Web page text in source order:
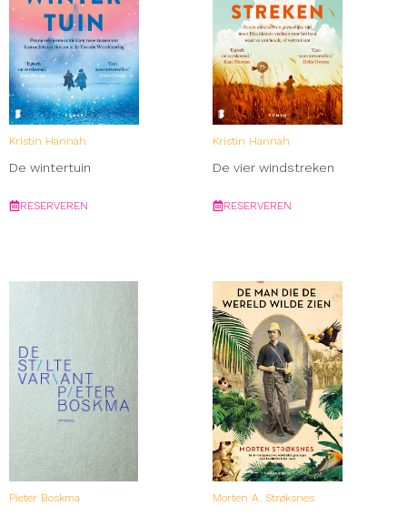
Kristin Hannah
De wintertuin
RESERVEREN
Kristin Hannah
De vier windstreken
RESERVEREN
Pieter Boskma Morten A. Strøksnes